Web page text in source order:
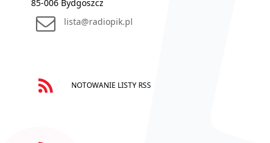
85-006 Bydgoszcz
lista@radiopik.pl
NOTOWANIE LISTY RSS